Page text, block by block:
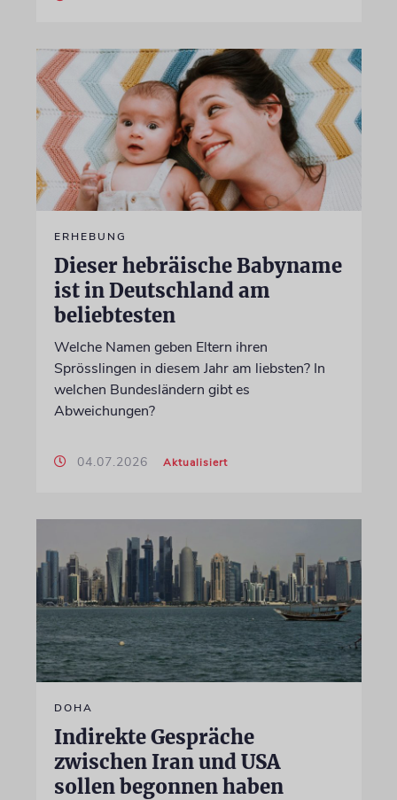
ERHEBUNG
Dieser hebräische Babyname
ist in Deutschland am
beliebtesten
Welche Namen geben Eltern ihren
Sprösslingen in diesem Jahr am liebsten? In
welchen Bundesländern gibt es
Abweichungen?
04.07.2026 Aktualisiert
DOHA
Indirekte Gespräche
zwischen Iran und USA
sollen begonnen haben